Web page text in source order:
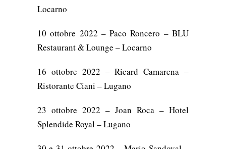
Locarno
10 ottobre 2022 – Paco Roncero – BLU
Restaurant & Lounge – Locarno
16 ottobre 2022 – Ricard Camarena –
Ristorante Ciani – Lugano
23 ottobre 2022 – Joan Roca – Hotel
Splendide Royal – Lugano